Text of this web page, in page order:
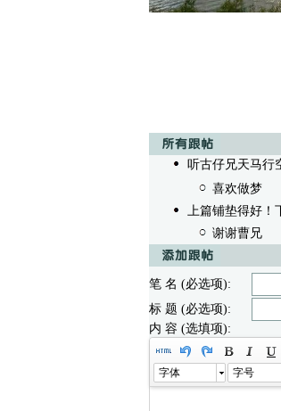
听古仔兄天马行
喜欢做梦/
上篇铺垫得好！
谢谢曹兄/
笔 名 (必选项):
标 题 (必选项):
内 容 (选填项):
字体 字号